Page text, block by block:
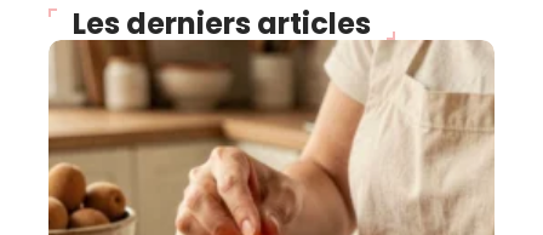
Les derniers articles